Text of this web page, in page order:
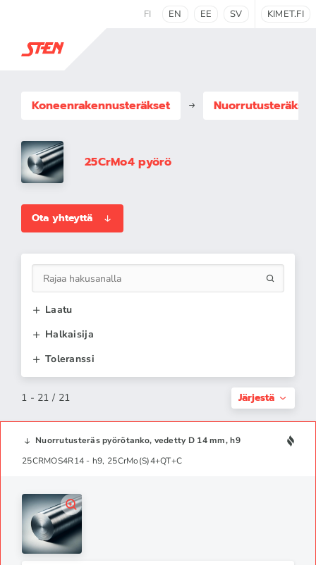
FI EN EE SV KIMET.FI
Koneenrakennus­teräkset Nuorrutusteräkset
25CrMo4 pyörö
Ota yhteyttä
Laatu
Halkaisija
Toleranssi
1 - 21 / 21 Järjestä
Nuorrutusteräs pyörötanko, vedetty D 14 mm, h9
25CRMOS4R14 - h9, 25CrMo(S)4+QT+C